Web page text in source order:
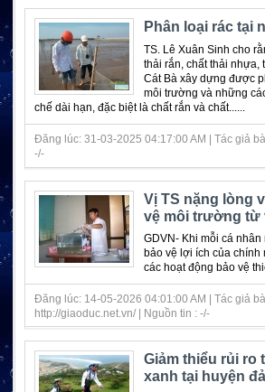
Phân loại rác tại
TS. Lê Xuân Sinh cho
thải rắn, chất thải
Cát Bà xây dựng được
môi trường và những
chế dài hạn, đặc biệt là chất rắn và chất......
Đăng lúc: 31-03-2025 04:17:00 AM | Tác giả
-/-
Vị TS nặng lòng
vệ môi trường từ
GDVN- Khi mỗi cá
bảo vệ lợi ích của chính
các hoạt động bảo vệ
Đăng lúc: 14-05-2026 04:01:00 AM | Tác giả
http://giaoduc.net.vn/ | Nguồn tin : -/-
Giảm thiểu rủi ro
xanh tại huyện